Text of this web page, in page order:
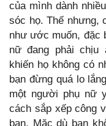
của mình dành
sóc họ. Thế nhưng,
như ước muốn, đặc
nữ đang phải
khiến họ không có
bạn đừng quá lo
một người phụ nữ
cách sắp xếp công
bạn. Mặc dù bạn